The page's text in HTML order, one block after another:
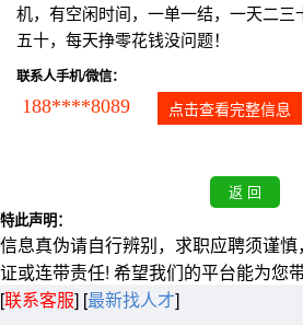
机，有空闲时间，一单一结，一天二三
五十，每天挣零花钱没问题！
联系人手机/微信：
188****8089 点击查看完整信息
特此声明：
信息真伪请自行辨别，求职应聘须谨
证或连带责任! 希望我们的平台能为您
[联系客服] [最新找人才]